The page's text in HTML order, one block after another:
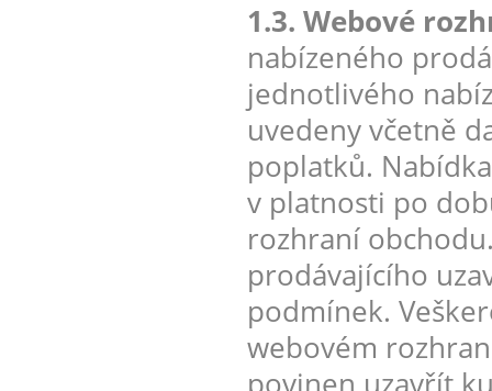
1.3. Webové
nabízeného
jednotlivého
uvedeny včetně
poplatků.
v platnosti po
rozhraní
prodávajícího
podmínek.
webovém